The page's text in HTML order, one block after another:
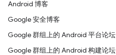
Android 博客
Google 安全博客
Google 群组上的 Android 平台论坛
Google 群组上的 Android 构建论坛